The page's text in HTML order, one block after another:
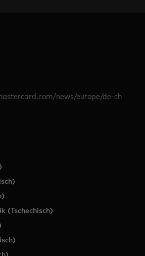
news/europe/de-ch
(Tschechisch)